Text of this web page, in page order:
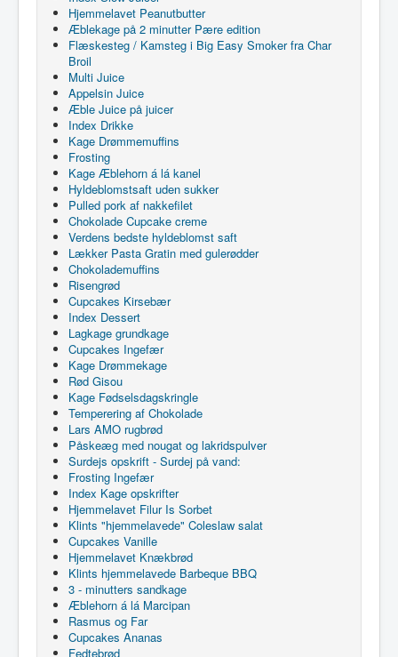
Hjemmelavet Peanutbutter
Æblekage på 2 minutter Pære edition
Flæskesteg / Kamsteg i Big Easy Smoker fra Char
Broil
Multi Juice
Appelsin Juice
Æble Juice på juicer
Index Drikke
Kage Drømmemuffins
Frosting
Kage Æblehorn á lá kanel
Hyldeblomstsaft uden sukker
Pulled pork af nakkefilet
Chokolade Cupcake creme
Verdens bedste hyldeblomst saft
Lækker Pasta Gratin med gulerødder
Chokolademuffins
Risengrød
Cupcakes Kirsebær
Index Dessert
Lagkage grundkage
Cupcakes Ingefær
Kage Drømmekage
Rød Gisou
Kage Fødselsdagskringle
Temperering af Chokolade
Lars AMO rugbrød
Påskeæg med nougat og lakridspulver
Surdejs opskrift - Surdej på vand:
Frosting Ingefær
Index Kage opskrifter
Hjemmelavet Filur Is Sorbet
Klints "hjemmelavede" Coleslaw salat
Cupcakes Vanille
Hjemmelavet Knækbrød
Klints hjemmelavede Barbeque BBQ
3 - minutters sandkage
Æblehorn á lá Marcipan
Rasmus og Far
Cupcakes Ananas
Fedtebrød